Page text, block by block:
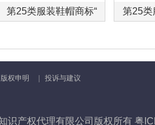
第25类服装鞋帽商标“ 第25类
版权申明 投诉与建议
识产权代理有限公司版权所有 粤